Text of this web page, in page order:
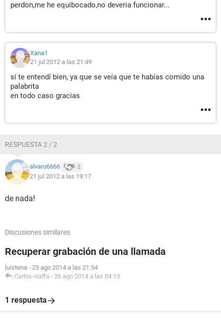
perdon,me he equibocado,no deveria funcionar...
Xana1
21 jul 2012 a las 21:49
sí te entendí bien, ya que se veía que te habías comido una
palabrita
en todo caso gracias
RESPUESTA 2 / 2
alvaro6666 2
21 jul 2012 a las 19:17
de nada!
Discusiones similares
Recuperar grabación de una llamada
luistena - 25 ago 2014 a las 21:54
Carlos-vialfa - 26 ago 2014 a las 04:13
1 respuesta